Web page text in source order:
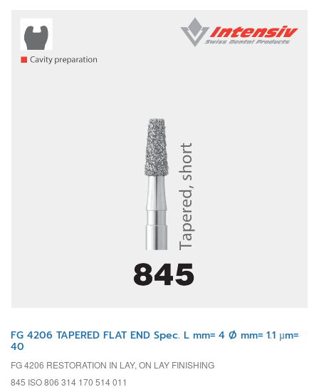
FG 4206 TAPERED FLAT END Spec. L mm= 4 Ø mm= 1.1 µm=
40
FG 4206 RESTORATION IN LAY, ON LAY FINISHING
845 ISO 806 314 170 514 011